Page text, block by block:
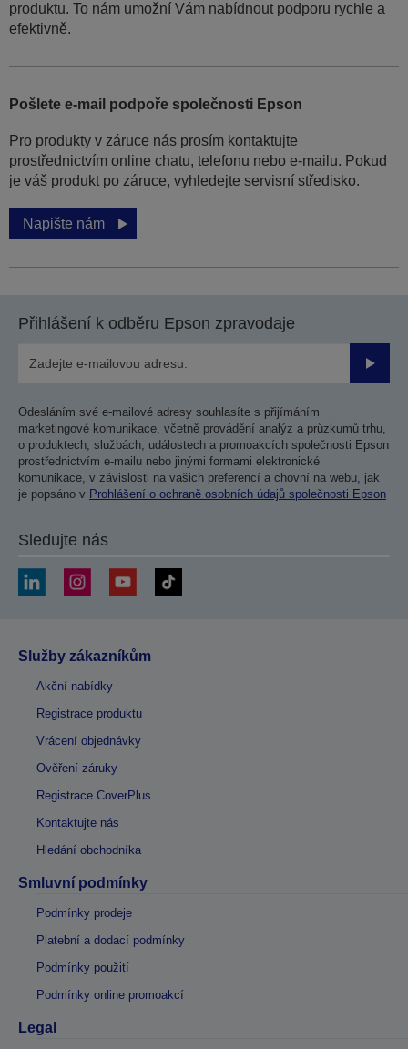
produktu. To nám umožní Vám nabídnout podporu rychle a
efektivně.
Pošlete e-mail podpoře společnosti Epson
Pro produkty v záruce nás prosím kontaktujte
prostřednictvím online chatu, telefonu nebo e-mailu. Pokud
je váš produkt po záruce, vyhledejte servisní středisko.
Napište nám
Přihlášení k odběru Epson zpravodaje
Odesláním své e-mailové adresy souhlasíte s přijímáním
marketingové komunikace, včetně provádění analýz a průzkumů trhu,
o produktech, službách, událostech a promoakcích společnosti Epson
prostřednictvím e-mailu nebo jinými formami elektronické
komunikace, v závislosti na vašich preferencí a chovní na webu, jak
je popsáno v Prohlášení o ochraně osobních údajů společnosti Epson
Sledujte nás
Služby zákazníkům
Akční nabídky
Registrace produktu
Vrácení objednávky
Ověření záruky
Registrace CoverPlus
Kontaktujte nás
Hledání obchodníka
Smluvní podmínky
Podmínky prodeje
Platební a dodací podmínky
Podmínky použití
Podmínky online promoakcí
Legal